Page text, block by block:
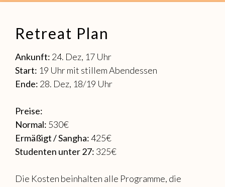
Retreat Plan
Ankunft: 24. Dez, 17 Uhr
Start: 19 Uhr mit stillem Abendessen
Ende: 28. Dez, 18/19 Uhr
Preise:
Normal: 530€
Ermäßigt / Sangha:425€
Studenten unter 27: 325€
Die Kosten beinhalten alle Programme, die